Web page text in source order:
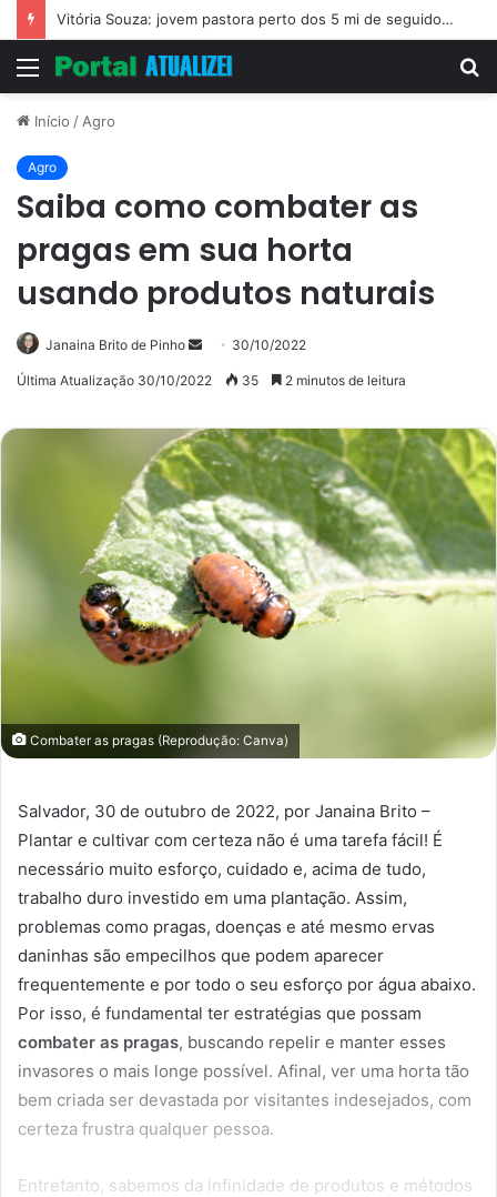
Vitória Souza: jovem pastora perto dos 5 mi de seguidores na web
Menu
Início / Agro
Agro
Saiba como combater as
pragas em sua horta
usando produtos naturais
Janaina Brito de Pinho
Mande30/10/2022
Última Atualização 30/10/2022 35 2 minutos de leitura
Combater as pragas (Reprodução: Canva)
Salvador, 30 de outubro de 2022, por Janaina Brito –
Plantar e cultivar com certeza não é uma tarefa fácil! É
necessário muito esforço, cuidado e, acima de tudo,
trabalho duro investido em uma plantação. Assim,
problemas como pragas, doenças e até mesmo ervas
daninhas são empecilhos que podem aparecer
frequentemente e por todo o seu esforço por água abaixo.
Por isso, é fundamental ter estratégias que possam
combater as pragas, buscando repelir e manter esses
invasores o mais longe possível. Afinal, ver uma horta tão
bem criada ser devastada por visitantes indesejados, com
certeza frustra qualquer pessoa.
Entretanto, sabemos da infinidade de produtos e métodos